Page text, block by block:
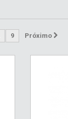
9 Próximo